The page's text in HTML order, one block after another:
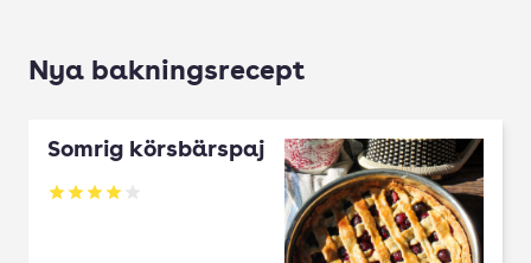
Nya bakningsrecept
Somrig körsbärspaj
Betyg: 4 av 5